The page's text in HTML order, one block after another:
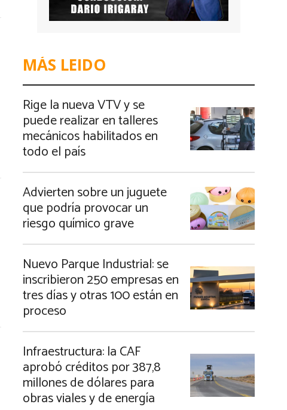
MÁS LEIDO
Rige la nueva VTV y se
puede realizar en talleres
mecánicos habilitados en
todo el país
Advierten sobre un juguete
que podría provocar un
riesgo químico grave
Nuevo Parque Industrial: se
inscribieron 250 empresas en
tres días y otras 100 están en
proceso
Infraestructura: la CAF
aprobó créditos por 387,8
millones de dólares para
obras viales y de energía